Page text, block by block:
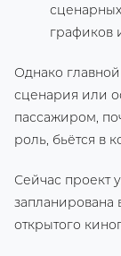
графиков
Однако
сценария или
пассажиром,
роль, бьётся в
Сейчас проект
запланирована
открытого